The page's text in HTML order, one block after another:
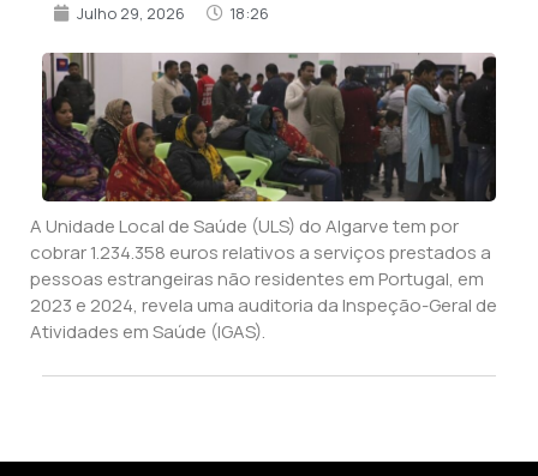
Julho 29, 2026 18:26
A Unidade Local de Saúde (ULS) do Algarve tem por
cobrar 1.234.358 euros relativos a serviços prestados a
pessoas estrangeiras não residentes em Portugal, em
2023 e 2024, revela uma auditoria da Inspeção-Geral de
Atividades em Saúde (IGAS).